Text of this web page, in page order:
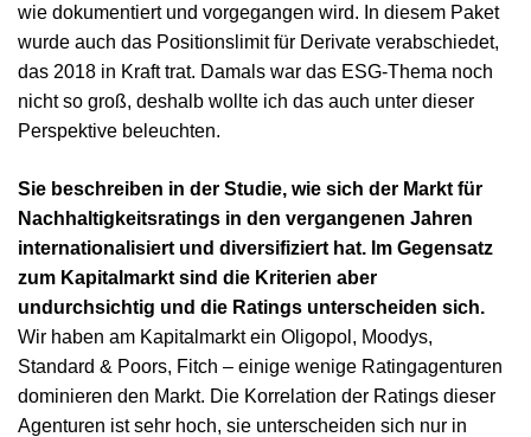
wie dokumentiert und vorgegangen wird. In diesem Paket
wurde auch das Positionslimit für Derivate verabschiedet,
das 2018 in Kraft trat. Damals war das ESG-Thema noch
nicht so groß, deshalb wollte ich das auch unter dieser
Perspektive beleuchten.
Sie beschreiben in der Studie, wie sich der Markt für
Nachhaltigkeitsratings in den vergangenen Jahren
internationalisiert und diversifiziert hat. Im Gegensatz
zum Kapitalmarkt sind die Kriterien aber
undurchsichtig und die Ratings unterscheiden sich.
Wir haben am Kapitalmarkt ein Oligopol, Moodys,
Standard & Poors, Fitch – einige wenige Ratingagenturen
dominieren den Markt. Die Korrelation der Ratings dieser
Agenturen ist sehr hoch, sie unterscheiden sich nur in